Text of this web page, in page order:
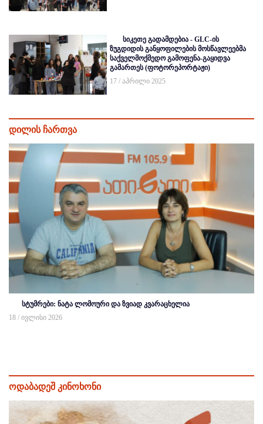
სიკეთე გადამდებია - GLC-ის
ზუგდიდის განყოფილების მოსწავლეებმა
საქველმოქმედო გამოფენა-გაყიდვა
გამართეს (ფოტორეპორტაჟი)
17 / აპრილი 2025
დილის ჩართვა
სტუმრები: ნატა ლომოური და ზვიად კვარაცხელია
18 / ივლისი 2026
ოდაბადეშ კინოხონი